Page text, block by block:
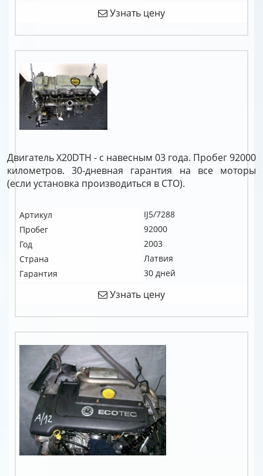
Узнать цену
Двигатель X20DTH - с навесным 03 года. Пробег 92000
километров. 30-дневная гарантия на все моторы
(если установка производиться в СТО).
Артикул
IJ5/7288
Пробег
92000
Год
2003
Страна
Латвия
Гарантия
30 дней
Узнать цену